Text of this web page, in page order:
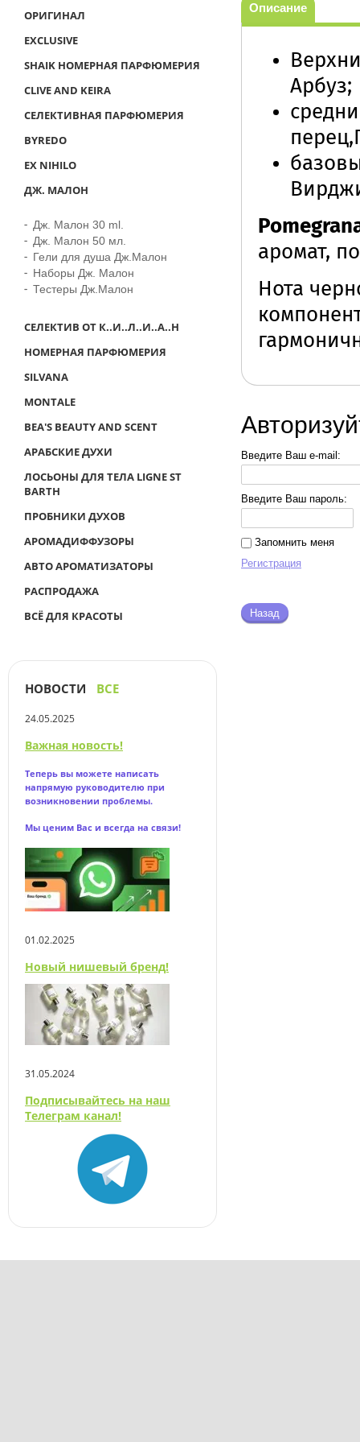
Описание
Арбуз;
аромат,
Нота
Введите Ваш e-mail:
Введите Ваш пароль:
Запомнить меня
Регистрация
Назад
ОРИГИНАЛ
EXCLUSIVE
SHAIK НОМЕРНАЯ ПАРФЮМЕРИЯ
CLIVE AND KEIRA
СЕЛЕКТИВНАЯ ПАРФЮМЕРИЯ
BYREDO
EX NIHILO
ДЖ. МАЛОН
Дж. Малон 30 ml.
Дж. Малон 50 мл.
Гели для душа Дж.Малон
Наборы Дж. Малон
Тестеры Дж.Малон
СЕЛЕКТИВ ОТ К..И..Л..И..А..Н
НОМЕРНАЯ ПАРФЮМЕРИЯ
SILVANA
MONTALE
BEA'S BEAUTY AND SCENT
АРАБСКИЕ ДУХИ
ЛОСЬОНЫ ДЛЯ ТЕЛА LIGNE ST
BARTH
ПРОБНИКИ ДУХОВ
АРОМАДИФФУЗОРЫ
АВТО АРОМАТИЗАТОРЫ
РАСПРОДАЖА
ВСЁ ДЛЯ КРАСОТЫ
НОВОСТИ ВСЕ
24.05.2025
Важная новость!
Теперь вы можете написать
напрямую руководителю при
возникновении проблемы.
Мы ценим Вас и всегда на связи!
01.02.2025
Новый нишевый бренд!
31.05.2024
Подписывайтесь на наш
Телеграм канал!